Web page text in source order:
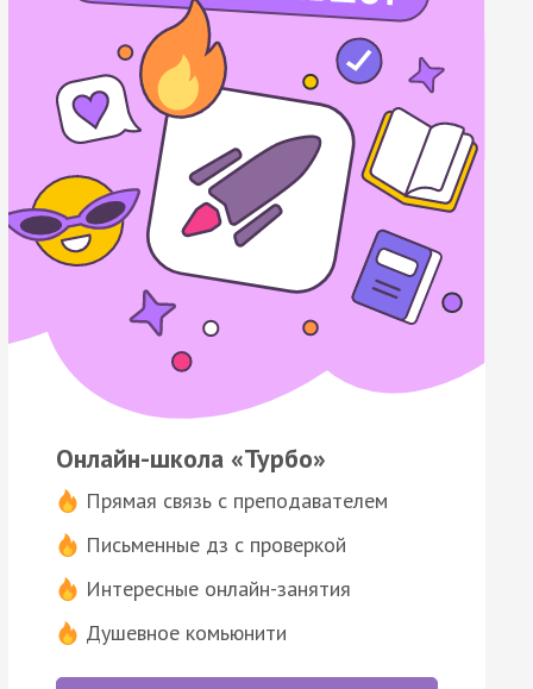
Онлайн-школа «Турбо»
Прямая связь с преподавателем
Письменные дз с проверкой
Интересные онлайн-занятия
Душевное комьюнити